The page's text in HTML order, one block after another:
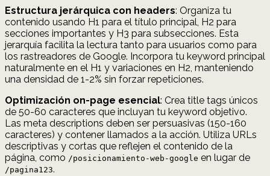
Estructura jerárquica con headers: Organiza tu
contenido usando H1 para el título principal, H2 para
secciones importantes y H3 para subsecciones. Esta
jerarquía facilita la lectura tanto para usuarios como para
los rastreadores de Google. Incorpora tu keyword principal
naturalmente en el H1 y variaciones en H2, manteniendo
una densidad de 1-2% sin forzar repeticiones.
Optimización on-page esencial: Crea title tags únicos
de 50-60 caracteres que incluyan tu keyword objetivo.
Las meta descriptions deben ser persuasivas (150-160
caracteres) y contener llamados a la acción. Utiliza URLs
descriptivas y cortas que reflejen el contenido de la
página, como /posicionamiento-web-google en lugar de
/pagina123.